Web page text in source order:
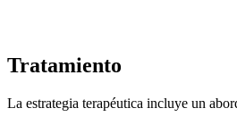
Tratamiento
La estrategia terapéutica incluye un